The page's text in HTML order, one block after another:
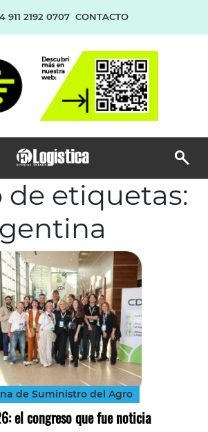
911 2192 0707 CONTACTO
de etiquetas:
de Suministro del Agro
el congreso que fue noticia